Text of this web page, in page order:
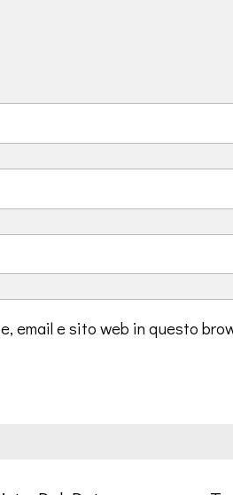
email e sito web in questo